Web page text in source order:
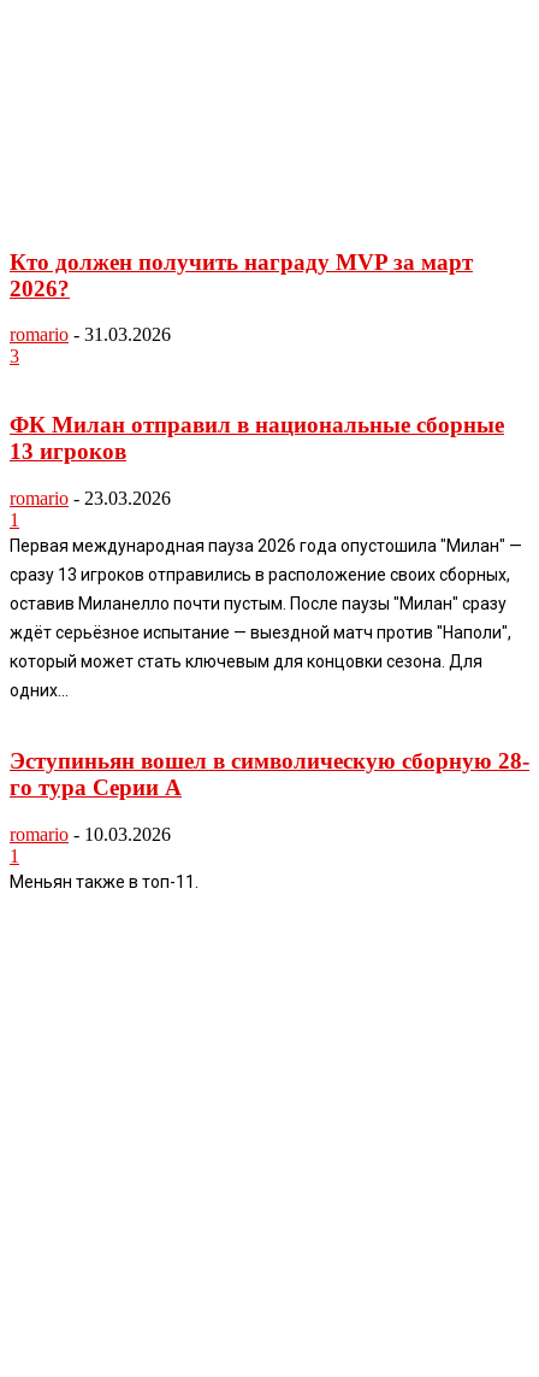
Кто должен получить награду MVP за март
2026?
romario - 31.03.2026
3
ФК Милан отправил в национальные сборные
13 игроков
romario - 23.03.2026
1
Первая международная пауза 2026 года опустошила "Милан" —
сразу 13 игроков отправились в расположение своих сборных,
оставив Миланелло почти пустым. После паузы "Милан" сразу
ждёт серьёзное испытание — выездной матч против "Наполи",
который может стать ключевым для концовки сезона. Для
одних...
Эступиньян вошел в символическую сборную 28-
го тура Серии А
romario - 10.03.2026
1
Меньян также в топ-11.